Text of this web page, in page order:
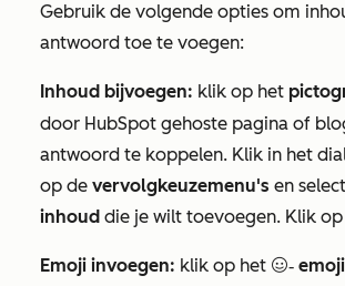
Gebruik de volgende opties om
antwoord toe te voegen:
Inhoud bijvoegen: klik op het
door HubSpot gehoste pagina of
antwoord te koppelen. Klik in het
op de vervolgkeuzemenu's en
inhoud die je wilt toevoegen. Klik op
Emoji invoegen: klik op het emoji-pictogram